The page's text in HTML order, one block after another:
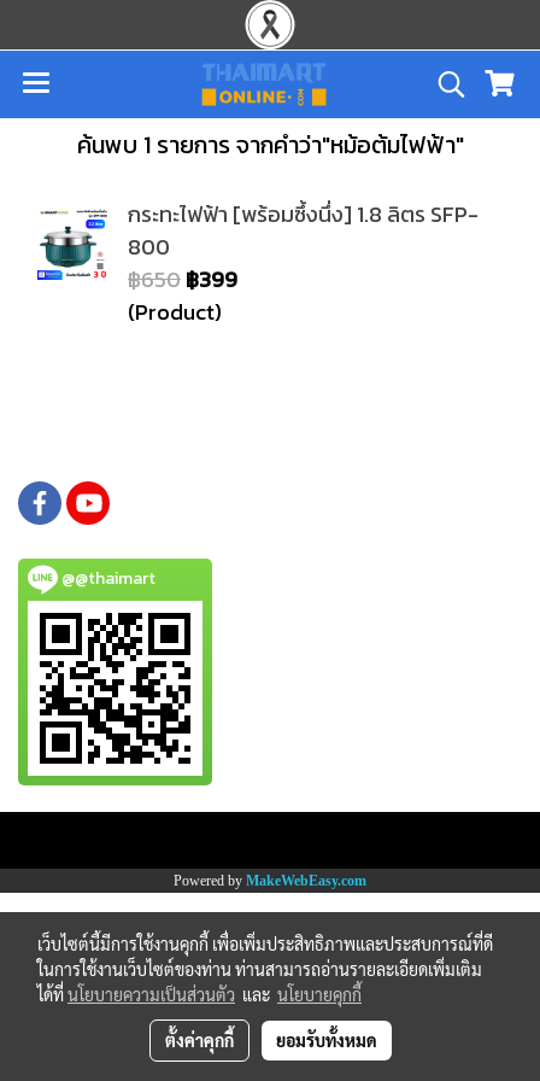
ค้นพบ 1 รายการ จากคำว่า"หม้อต้มไฟฟ้า"
กระทะไฟฟ้า [พร้อมซึ้งนึ่ง] 1.8 ลิตร SFP-
800
฿650฿399
(Product)
@@thaimart
Powered by MakeWebEasy.com
เว็บไซต์นี้มีการใช้งานคุกกี้ เพื่อเพิ่มประสิทธิภาพและประสบการณ์ที่ดี
ในการใช้งานเว็บไซต์ของท่าน ท่านสามารถอ่านรายละเอียดเพิ่มเติม
ได้ที่นโยบายความเป็นส่วนตัว และ นโยบายคุกกี้
ตั้งค่าคุกกี้ ยอมรับทั้งหมด